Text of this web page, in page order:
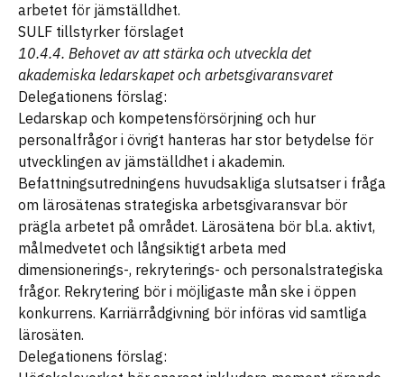
arbetet för jämställdhet.
SULF tillstyrker förslaget
10.4.4. Behovet av att stärka och utveckla det
akademiska ledarskapet och arbetsgivaransvaret
Delegationens förslag:
Ledarskap och kompetensförsörjning och hur
personalfrågor i övrigt hanteras har stor betydelse för
utvecklingen av jämställdhet i akademin.
Befattningsutredningens huvudsakliga slutsatser i fråga
om lärosätenas strategiska arbetsgivaransvar bör
prägla arbetet på området. Lärosätena bör bl.a. aktivt,
målmedvetet och långsiktigt arbeta med
dimensionerings-, rekryterings- och personalstrategiska
frågor. Rekrytering bör i möjligaste mån ske i öppen
konkurrens. Karriärrådgivning bör införas vid samtliga
lärosäten.
Delegationens förslag: